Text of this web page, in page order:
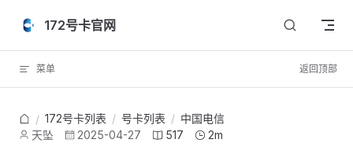
Skip to content
172号卡官网
菜单 返回顶部
/ 172号卡列表 / 号卡列表 / 中国电信
天坠
2025-04-27 517 2m